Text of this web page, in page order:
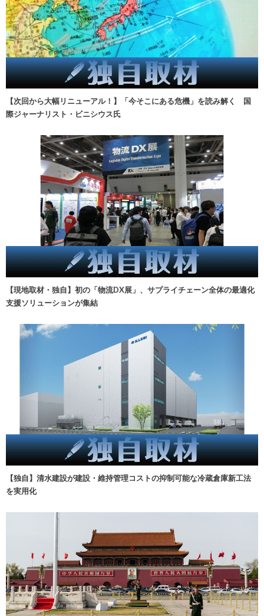
【次回から大幅リニューアル！】「今そこにある危機」を読み解く 国
際ジャーナリスト・ビニシウス氏
【現地取材・独自】初の「物流DX展」、サプライチェーン全体の最適化
支援ソリューションが集結
【独自】清水建設が建設・維持管理コストの抑制可能な冷蔵倉庫新工法
を実用化